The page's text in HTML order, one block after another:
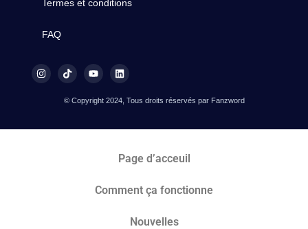
Termes et conditions
FAQ
© Copyright 2024, Tous droits réservés par Fanzword
Page d’acceuil
Comment ça fonctionne
Nouvelles